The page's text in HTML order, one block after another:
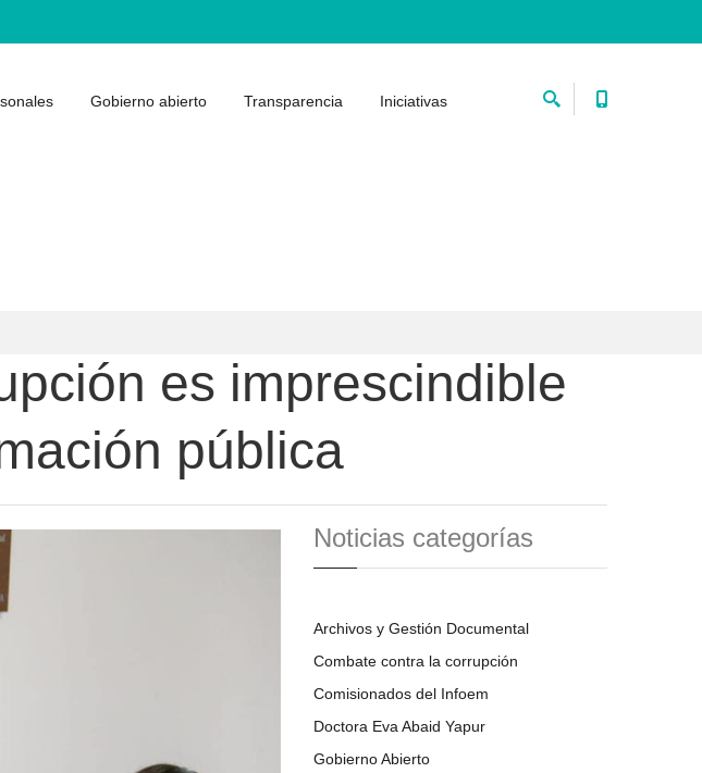
Gobierno abierto Transparencia Iniciativas
es imprescindible
pública
Noticias categorías
Archivos y Gestión Documental
Combate contra la corrupción
Comisionados del Infoem
Doctora Eva Abaid Yapur
Gobierno Abierto